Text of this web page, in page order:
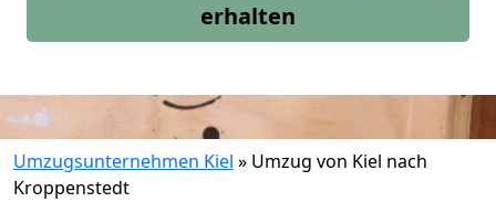
erhalten
Umzugsunternehmen Kiel » Umzug von Kiel nach
Kroppenstedt